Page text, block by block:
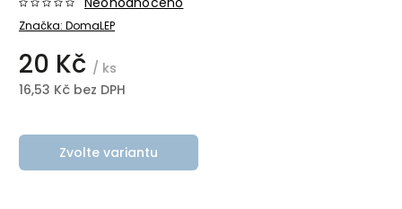
Značka: DomaLEP
20 Kč / ks
16,53 Kč bez DPH
Zvolte variantu